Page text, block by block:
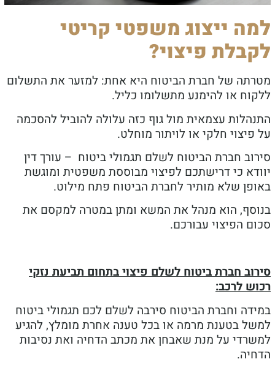
ייצוג משפטי קריטי
פיצוי?
של חברת הביטוח היא אחת: למזער את התשלום
או להימנע מתשלומו כליל.
עצמאית מול גוף כזה עלולה להוביל להסכמה
חלקי או לויתור מוחלט.
חברת הביטוח לשלם תגמולי ביטוח – עורך דין
כי דרישתכם לפיצוי מבוססת משפטית ומוגשת
שלא מותיר לחברת הביטוח פתח מילוט.
הוא מנהל את המשא ומתן במטרה למקסם את
הפיצוי עבורכם.
חברת ביטוח לשלם פיצוי בתחום תביעת נזקי
לרכב:
וחברת הביטוח סירבה לשלם לכם תגמולי ביטוח
בטענת מרמה או בכל טענה אחרת מומלץ, להגיע
על מנת שאבחן את מכתב הדחיה ואת נסיבות